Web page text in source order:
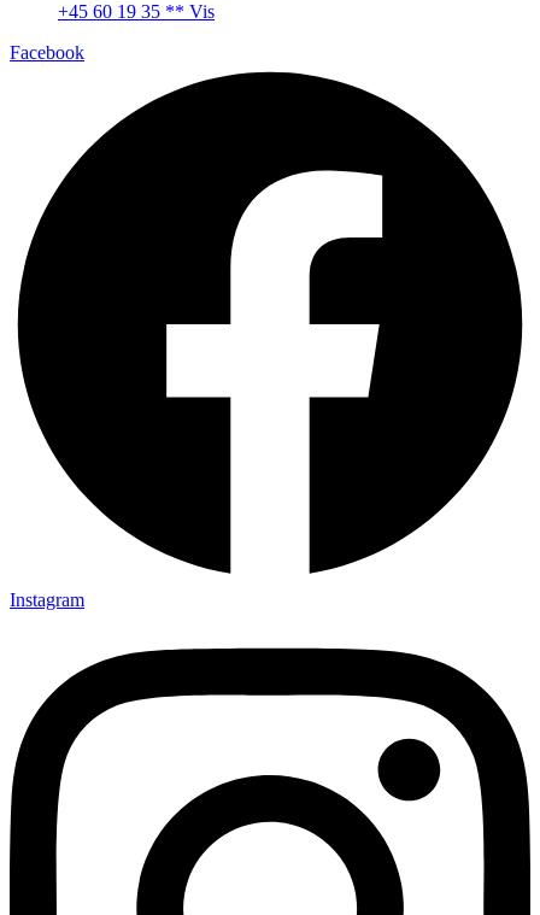
+45 60 19 35 ** Vis
Facebook
Instagram